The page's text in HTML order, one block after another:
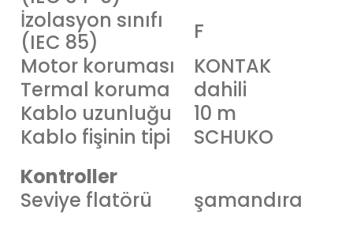
İzolasyon sınıfı
(IEC 85)
F
Motor koruması
KONTAK
Termal koruma
dahili
Kablo uzunluğu
10 m
Kablo fişinin tipi
SCHUKO
Kontroller
Seviye flatörü
şamandıra